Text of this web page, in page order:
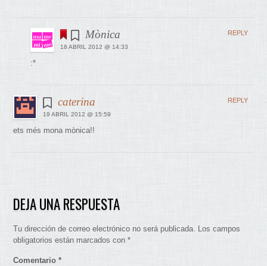
Mònica
18 ABRIL 2012 @ 14:33
:*
REPLY
caterina
19 ABRIL 2012 @ 15:59
ets més mona mònica!!
REPLY
DEJA UNA RESPUESTA
Tu dirección de correo electrónico no será publicada. Los campos
obligatorios están marcados con*
Comentario*